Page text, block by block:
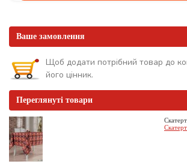
Ваше замовлення
Щоб додати потрібний товар до
його цінник.
Переглянуті товари